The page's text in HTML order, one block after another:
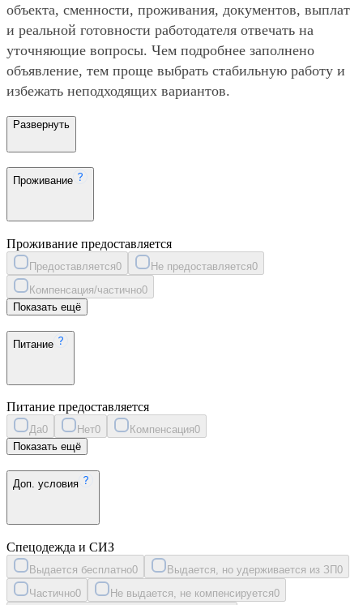
объекта, сменности, проживания, документов, выплат
и реальной готовности работодателя отвечать на
уточняющие вопросы. Чем подробнее заполнено
объявление, тем проще выбрать стабильную работу и
избежать неподходящих вариантов.
Развернуть
Проживание
Проживание предоставляется
Предоставляется0 Не предоставляется0
Компенсация/частично0
Показать ещё
Питание
Питание предоставляется
Да0 Нет0 Компенсация0
Показать ещё
Доп. условия
Спецодежда и СИЗ
Выдается бесплатно0 Выдается, но удерживается из ЗП0
Частично0 Не выдается, не компенсируется0